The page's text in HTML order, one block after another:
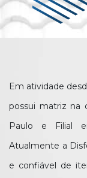
Em atividade
possui matriz na
Paulo e Filial
Atualmente a
e confiável de